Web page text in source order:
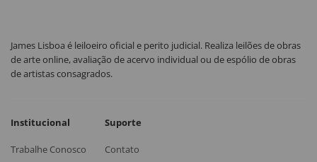
James Lisboa é leiloeiro oficial e perito judicial. Realiza leilões de obras
de arte online, avaliação de acervo individual ou de espólio de obras
de artistas consagrados.
Institucional
Trabalhe Conosco
Suporte
Contato